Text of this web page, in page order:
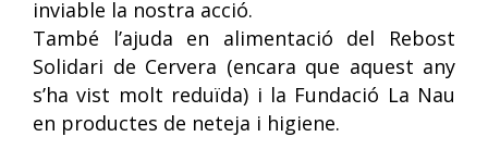
inviable la nostra acció.
També l’ajuda en alimentació del Rebost
Solidari de Cervera (encara que aquest any
s’ha vist molt reduïda) i la Fundació La Nau
en productes de neteja i higiene.